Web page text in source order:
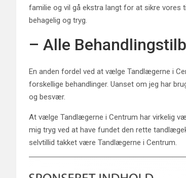
familie og vil gå ekstra langt for at sikre vores
behagelig og tryg.
– Alle
En anden fordel ved at vælge Tandlægerne i
forskellige behandlinger. Uanset om jeg har
og besvær.
At vælge Tandlægerne i Centrum har virkelig
mig tryg ved at have fundet den rette
selvtillid takket være Tandlægerne i Centrum.